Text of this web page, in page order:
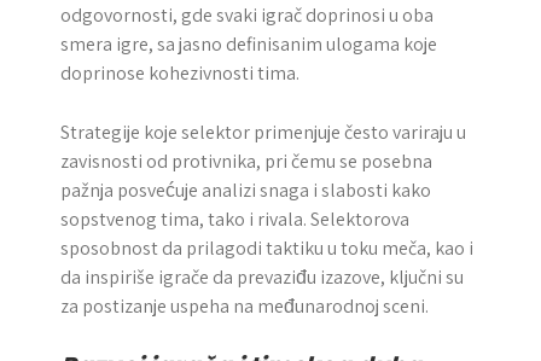
odgovornosti, gde svaki igrač doprinosi u oba
smera igre, sa jasno definisanim ulogama koje
doprinose kohezivnosti tima.
Strategije koje selektor primenjuje često variraju u
zavisnosti od protivnika, pri čemu se posebna
pažnja posvećuje analizi snaga i slabosti kako
sopstvenog tima, tako i rivala. Selektorova
sposobnost da prilagodi taktiku u toku meča, kao i
da inspiriše igrače da prevaziđu izazove, ključni su
za postizanje uspeha na međunarodnoj sceni.